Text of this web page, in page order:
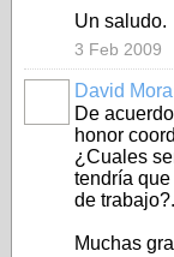
Un saludo.
3 Feb 2009
David
De
honor
¿Cuales
tendría
de trabajo?.
Muchas